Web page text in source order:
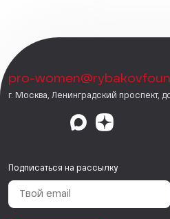
pro-
г. Москва, Ленинградский проспект,
Подписаться на рассылку